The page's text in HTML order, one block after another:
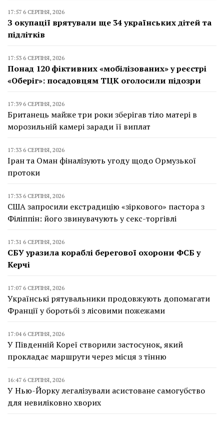
17:57 6 СЕРПНЯ, 2026
З окупації врятували ще 34 українських дітей та
підлітків
17:53 6 СЕРПНЯ, 2026
Понад 120 фіктивних «мобілізованих» у реєстрі
«Оберіг»: посадовцям ТЦК оголосили підозри
17:39 6 СЕРПНЯ, 2026
Британець майже три роки зберігав тіло матері в
морозильній камері заради її виплат
17:33 6 СЕРПНЯ, 2026
Іран та Оман фіналізують угоду щодо Ормузької
протоки
17:33 6 СЕРПНЯ, 2026
США запросили екстрадицію «зіркового» пастора з
Філіппін: його звинувачують у секс-торгівлі
17:31 6 СЕРПНЯ, 2026
СБУ уразила кораблі берегової охорони ФСБ у
Керчі
17:07 6 СЕРПНЯ, 2026
Українські рятувальники продовжують допомагати
Франції у боротьбі з лісовими пожежами
17:04 6 СЕРПНЯ, 2026
У Південній Кореї створили застосунок, який
прокладає маршрути через місця з тінню
16:47 6 СЕРПНЯ, 2026
У Нью-Йорку легалізували асистоване самогубство
для невиліковно хворих